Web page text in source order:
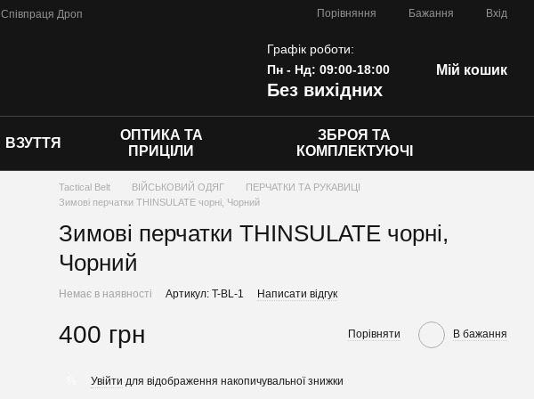
Співпраця Дроп
Порівняння Бажання Вхід
Графік роботи:
Пн - Нд: 09:00-18:00
Без вихідних
Мій кошик
ВЗУТТЯ
ОПТИКА ТА
ПРИЦІЛИ
ЗБРОЯ ТА
КОМПЛЕКТУЮЧІ
Tactical Belt ВІЙСЬКОВИЙ ОДЯГ
ПЕРЧАТКИ ТА РУКАВИЦІ
Зимові перчатки THINSULATE чорні, Чорний
Зимові перчатки THINSULATE чорні,
Чорний
Немає в наявності Артикул: T-BL-1 Написати відгук
400 грн Порівняти В бажання
Увійти для відображення накопичувальної знижки